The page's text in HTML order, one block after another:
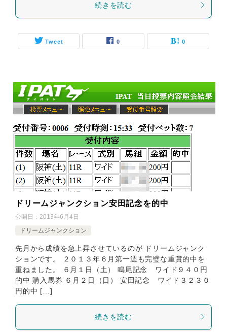
続きを読む
Tweet 0 0
ドリームジャンクション安田記念を的中
公開日： 2013年6月4日
ドリームジャンクション
先月から成績を急上昇させているのが ドリームジャンク
ションです。 ２０１３年６月第一週も完璧な重賞的中を
重ねました。 ６月１日（土） 鳴尾記念 ワイド９４０円
的中 購入馬券 ６月２日（日） 安田記念 ワイド３２３０
円的中 […]
続きを読む